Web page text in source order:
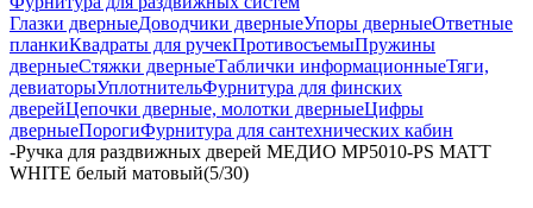
Глазки дверныеДоводчики дверныеУпоры дверныеОтветные
планкиКвадраты для ручекПротивосъемыПружины
дверныеСтяжки дверныеТаблички информационныеТяги,
девиаторыУплотнительФурнитура для финских
дверейЦепочки дверные, молотки дверныеЦифры
дверныеПорогиФурнитура для сантехнических кабин
-Ручка для раздвижных дверей МЕДИО МР5010-PS MATT
WHITE белый матовый(5/30)